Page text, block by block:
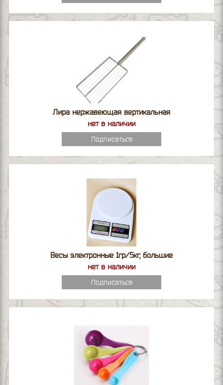
Лира нержавеющая вертикальная
нет в наличии
Подписаться
Весы электронные 1гр/5кг, большие
нет в наличии
Подписаться